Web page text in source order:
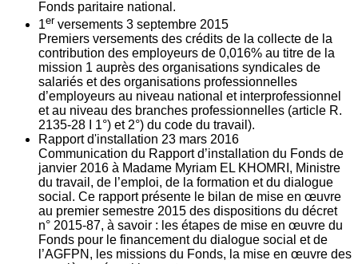
Fonds paritaire national.
1er versements 3 septembre 2015
Premiers versements des crédits de la collecte de la
contribution des employeurs de 0,016% au titre de la
mission 1 auprès des organisations syndicales de
salariés et des organisations professionnelles
d’employeurs au niveau national et interprofessionnel
et au niveau des branches professionnelles (article R.
2135‐28 I 1°) et 2°) du code du travail).
Rapport d'installation 23 mars 2016
Communication du Rapport d’installation du Fonds de
janvier 2016 à Madame Myriam EL KHOMRI, Ministre
du travail, de l’emploi, de la formation et du dialogue
social. Ce rapport présente le bilan de mise en œuvre
au premier semestre 2015 des dispositions du décret
n° 2015-87, à savoir : les étapes de mise en œuvre du
Fonds pour le financement du dialogue social et de
l’AGFPN, les missions du Fonds, la mise en œuvre des